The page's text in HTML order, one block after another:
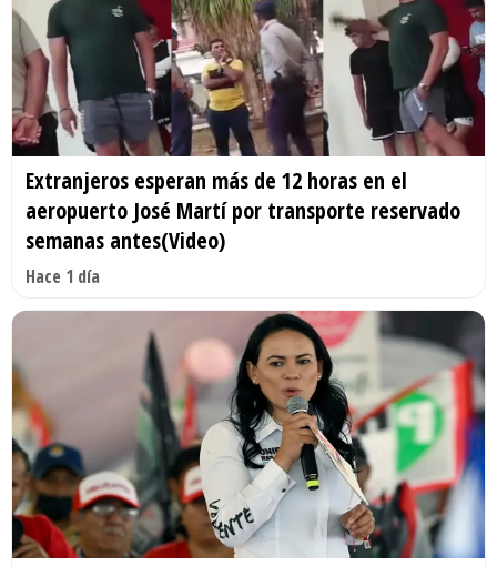
Extranjeros esperan más de 12 horas en el
aeropuerto José Martí por transporte reservado
semanas antes(Video)
Hace 1 día